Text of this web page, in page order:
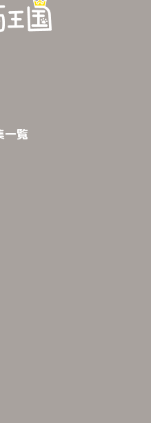
一覧